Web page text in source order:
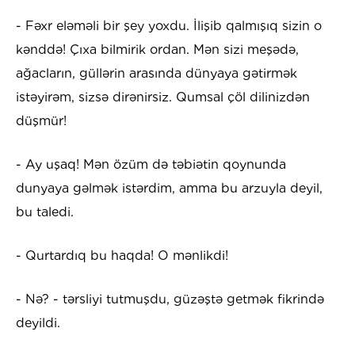
- Fəxr eləməli bir şey yoxdu. İlişib qalmışıq sizin o
kənddə! Çıxa bilmirik ordan. Mən sizi meşədə,
ağacların, güllərin arasında dünyaya gətirmək
istəyirəm, sizsə dirənirsiz. Qumsal çöl dilinizdən
düşmür!
- Ay uşaq! Mən özüm də təbiətin qoynunda
dunyaya gəlmək istərdim, amma bu arzuyla deyil,
bu taledi.
- Qurtardıq bu haqda! O mənlikdi!
- Nə? - tərsliyi tutmuşdu, güzəştə getmək fikrində
deyildi.